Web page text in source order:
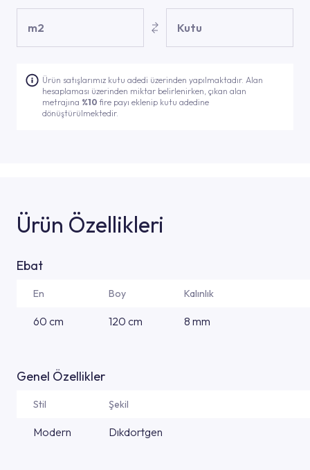
m2 Kutu
Ürün satışlarımız kutu adedi üzerinden yapılmaktadır. Alan
hesaplaması üzerinden miktar belirlenirken, çıkan alan
metrajına %10fire payı eklenip kutu adedine
dönüştürülmektedir.
Ürün Özellikleri
Ebat
En Boy Kalınlık
60 cm 120 cm 8 mm
Genel Özellikler
Stil Şekil
Modern Dıkdortgen